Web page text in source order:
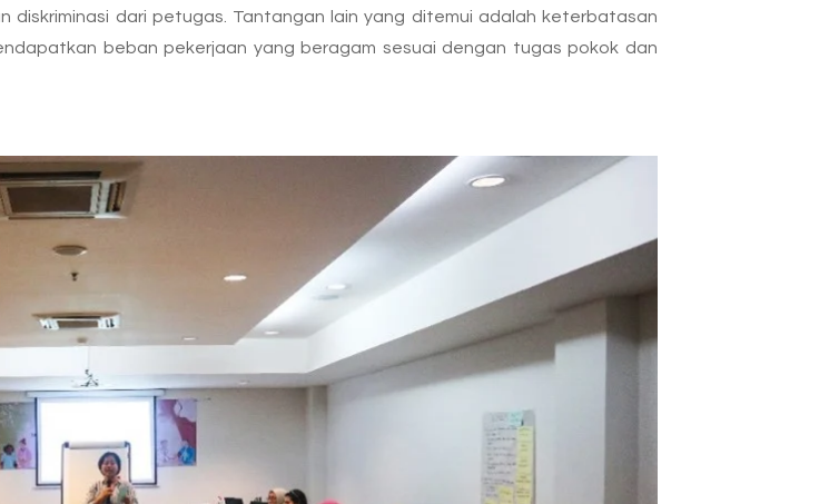
diskriminasi dari petugas. Tantangan lain yang ditemui adalah keterbatasan
beban pekerjaan yang beragam sesuai dengan tugas pokok dan